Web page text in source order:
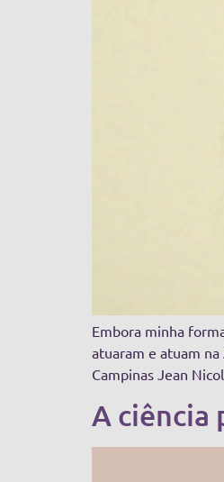
Embora minha
atuaram e atuam
Campinas Jean
A ciência